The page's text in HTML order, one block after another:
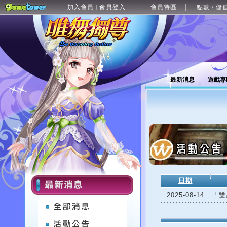
加入會員 | 會員登入 會員特區 點數 / 儲
最新消息 遊戲
日期
2025-08-14
「